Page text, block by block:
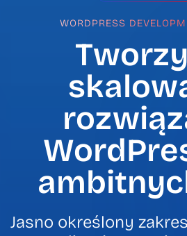
WORDPRESS
Jasno określony